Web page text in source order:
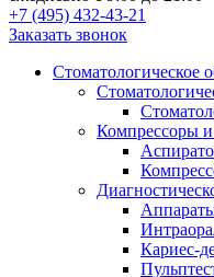
+7 (495) 432-43-21
Заказать звонок
Стоматологическое
Компрессоры
Кариес-